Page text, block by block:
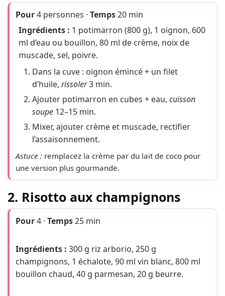
Pour4 personnes · Temps20 min
Ingrédients : 1 potimarron (800 g), 1 oignon, 600
ml d’eau ou bouillon, 80 ml de crème, noix de
muscade, sel, poivre.
Dans la cuve : oignon émincé + un filet
d’huile, rissoler3 min.
Ajouter potimarron en cubes + eau, cuisson
soupe 12–15 min.
Mixer, ajouter crème et muscade, rectifier
l’assaisonnement.
Astuce : remplacez la crème par du lait de coco pour
une version plus gourmande.
2. Risotto aux champignons
Pour4 · Temps25 min
Ingrédients : 300 g riz arborio, 250 g
champignons, 1 échalote, 90 ml vin blanc, 800 ml
bouillon chaud, 40 g parmesan, 20 g beurre.